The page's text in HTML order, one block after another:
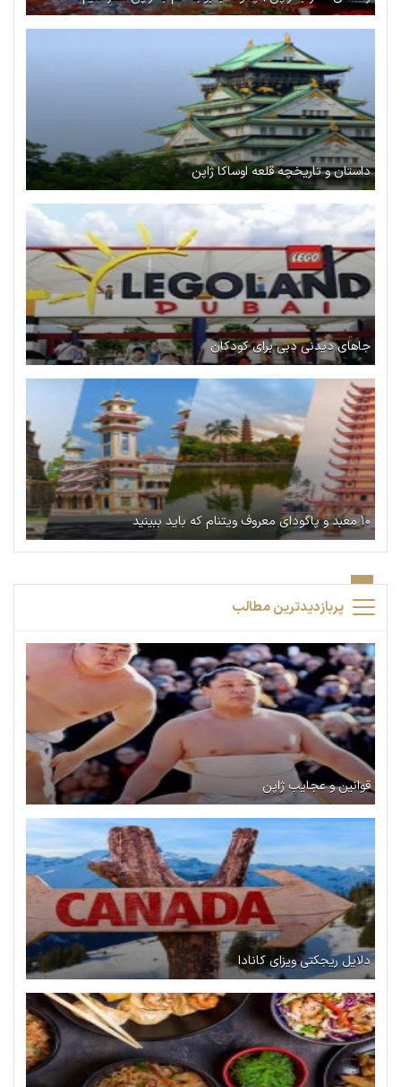
داستان و تاریخچه قلعه اوساکا ژاپن
جاهای دیدنی دبی برای کودکان
۱۰ معبد و پاگودای معروف ویتنام که باید ببینید
پربازدیدترین مطالب
قوانین و عجایب ژاپن
دلایل ریجکتی ویزای کانادا